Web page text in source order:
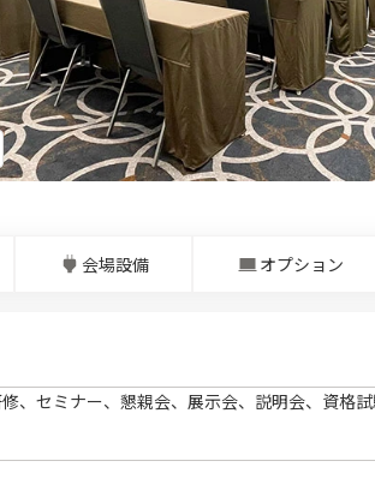
会場設備 オプション
、セミナー、懇親会、展示会、説明会、資格